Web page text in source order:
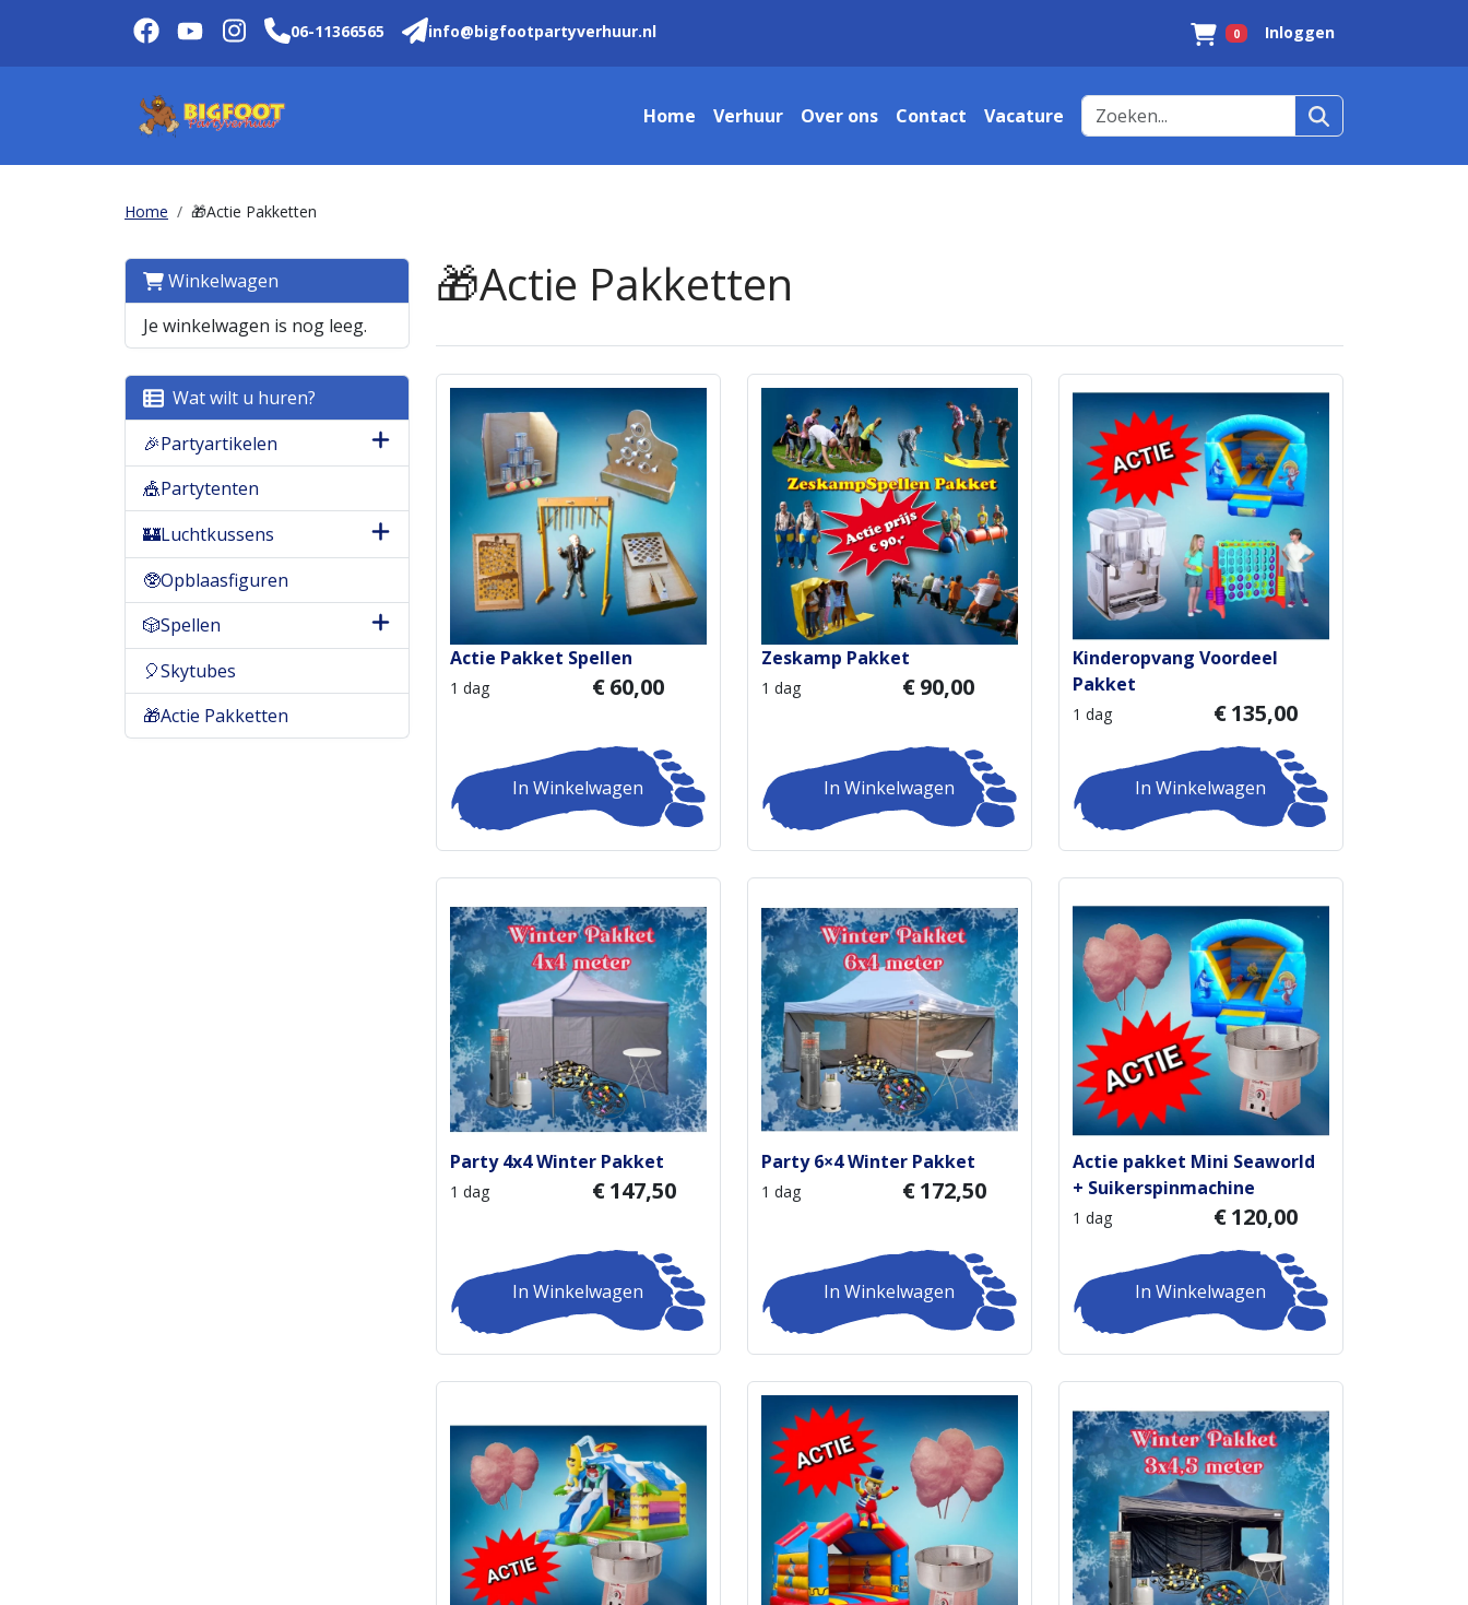
06-11366565 info@bigfootpartyverhuur.nl
Winkelwagen
0 Inloggen
Home Verhuur Over ons Contact Vacature
Home 🎁Actie Pakketten
Winkelwagen
Je winkelwagen is nog leeg.
Wat wilt u huren?
🎉Partyartikelen
🎪Partytenten
🏰Luchtkussens
🥸Opblaasfiguren
🎲Spellen
🎈Skytubes
🎁Actie Pakketten
🎁Actie Pakketten
Actie Pakket Spellen
1 dag € 60,00
In Winkelwagen
Zeskamp Pakket
1 dag €90,00
In Winkelwagen
Kinderopvang Voordeel
Pakket
1 dag €135,00
In Winkelwagen
Party 4x4 Winter Pakket
1 dag € 147,50
In Winkelwagen
Party 6×4 Winter Pakket
1 dag €172,50
In Winkelwagen
Actie pakket Mini Seaworld
+ Suikerspinmachine
1 dag €120,00
In Winkelwagen